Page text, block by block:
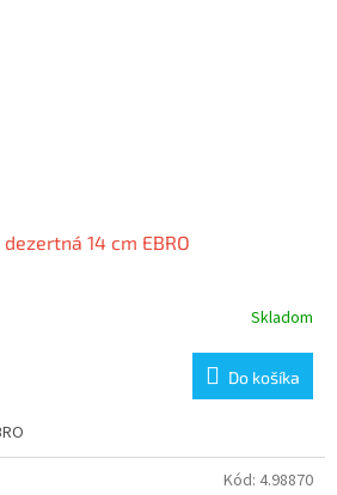
14 cm EBRO
Skladom
Do košíka
Kód: 4.98870